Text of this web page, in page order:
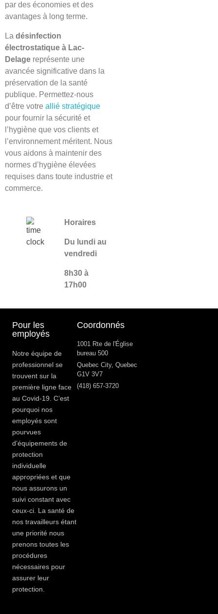
par des économies et des
avantages à long terme.
La désinfection
électrostatique à Lac-
Delage représente une
avancée significative dans la
préservation de la santé
publique. Permettez-nous
d’être votre allié stratégique
pour fournir la sécurité et
l’hygiène que vos clients et
l’environnement méritent. Nous
vous aidons à maintenir des
normes d’hygiène élevées
requises dans toute industrie et
commerce.
Horaires
Du lundi au
vendredi
8h30 à
17h00
Pour les
employés
Notre équipe de
professionnel se
trouvent sur la
première ligne face
au Covid-19. C’est
pourquoi nos
employés sont
pourvues
d’équipements de
protection
individuelle
appropriées et que
nous assurons un
suivi constant avec
ceux-ci. La santé de
nos travailleurs étant
une priorité nous
prenons toutes les
procédures
nécessaires pour
assurer leur
protection.
Coordonnés
1001 Rte de l'Église
bureau 500
Quebec City, Quebec
G1V 3V7
(418) 657-3720